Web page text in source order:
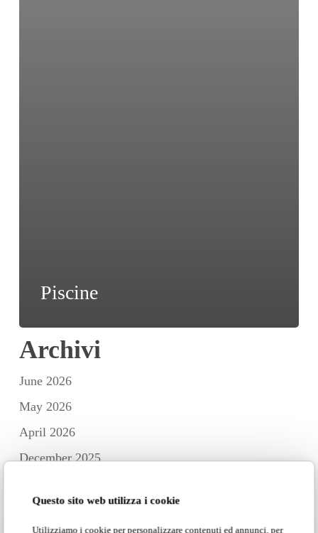
Questo sito web utilizza i cookie
Utilizziamo i cookie per personalizzare contenuti ed annunci, per
Piscine
Archivi
June 2026
May 2026
April 2026
December 2025
October 2025